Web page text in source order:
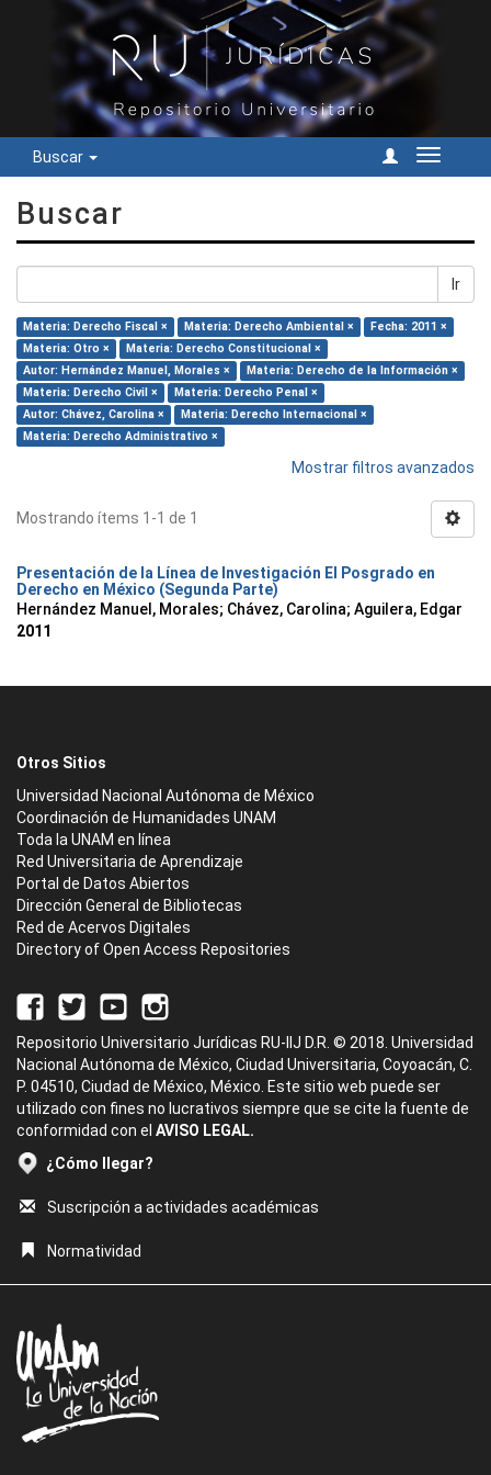
Buscar
Cambiar
Buscar
Ir
Materia: Derecho Fiscal × Materia: Derecho Ambiental ×
Fecha: 2011 ×
Materia: Otro ×
Materia: Derecho Constitucional ×
Autor: Hernández Manuel, Morales ×
Materia: Derecho de la Información ×
Materia: Derecho Civil ×
Materia: Derecho Penal ×
Autor: Chávez, Carolina ×
Materia: Derecho Internacional ×
Materia: Derecho Administrativo ×
Mostrar filtros avanzados
Mostrando ítems 1-1 de 1
Presentación de la Línea de Investigación El Posgrado en
Derecho en México (Segunda Parte)
Hernández Manuel, Morales; Chávez, Carolina; Aguilera, Edgar
2011
Otros Sitios
Universidad Nacional Autónoma de México
Coordinación de Humanidades UNAM
Toda la UNAM en línea
Red Universitaria de Aprendizaje
Portal de Datos Abiertos
Dirección General de Bibliotecas
Red de Acervos Digitales
Directory of Open Access Repositories
Repositorio Universitario Jurídicas RU-IIJ D.R. © 2018. Universidad
Nacional Autónoma de México, Ciudad Universitaria, Coyoacán, C.
P. 04510, Ciudad de México, México. Este sitio web puede ser
utilizado con fines no lucrativos siempre que se cite la fuente de
conformidad con el AVISO LEGAL.
¿Cómo llegar?
Suscripción a actividades académicas
Normatividad